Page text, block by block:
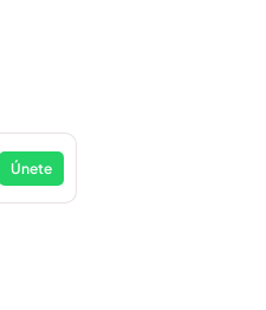
Únete